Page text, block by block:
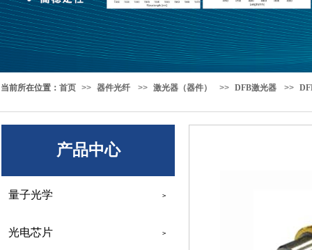
产品中心
量子光学 >
光电芯片 >
当前所在位置 ： 首页 >> 器件光纤 >> 激光器（器件） >> DFB激光器 >>